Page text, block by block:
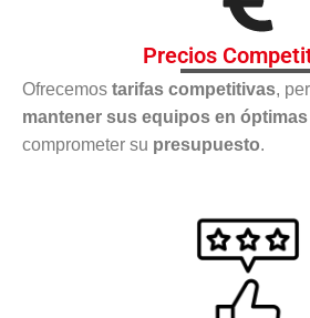
Precios
Ofrecemos tarifas competitivas,
mantener sus equipos en
comprometer su presupuesto.